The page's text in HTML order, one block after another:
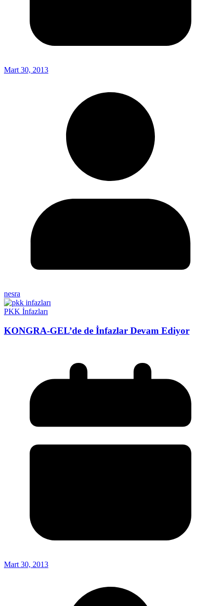
Mart 30, 2013
nesra
PKK İnfazları
KONGRA-GEL’de de İnfazlar Devam Ediyor
Mart 30, 2013